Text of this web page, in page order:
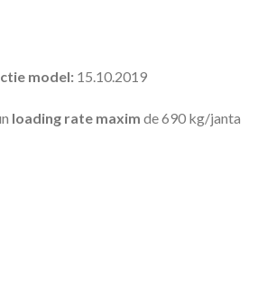
model: 15.10.2019
loading rate maxim de 690 kg/janta